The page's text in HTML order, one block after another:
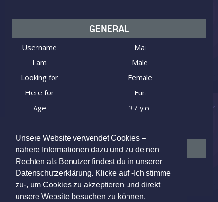
Unsere Website verwendet Cookies –
nähere Informationen dazu und zu deinen
Rechten als Benutzer findest du in unserer
Datenschutzerklärung. Klicke auf -Ich stimme
zu-, um Cookies zu akzeptieren und direkt
unsere Website besuchen zu können.
GENERAL
Username
Mai
I am
Male
Looking for
Female
Here for
Fun
Age
37 y.o.
MY APPEARANCE
Body type Average